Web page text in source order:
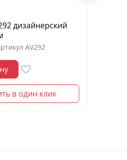
дизайнерский
AV292
в один клик